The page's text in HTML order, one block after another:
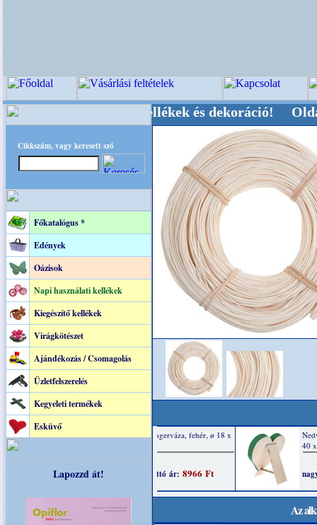
Cikkszám, vagy keresett szó
Főkatalógus *
Edények
Oázisok
Napi használati kellékek
Kiegészítő kellékek
Virágkötészet
Ajándékozás / Csomagolás
Üzletfelszerelés
Kegyeleti termékek
Esküvő
Lapozzd át!
Kegyeleti-kellékek és dekoráció! Oldalunkat
Az